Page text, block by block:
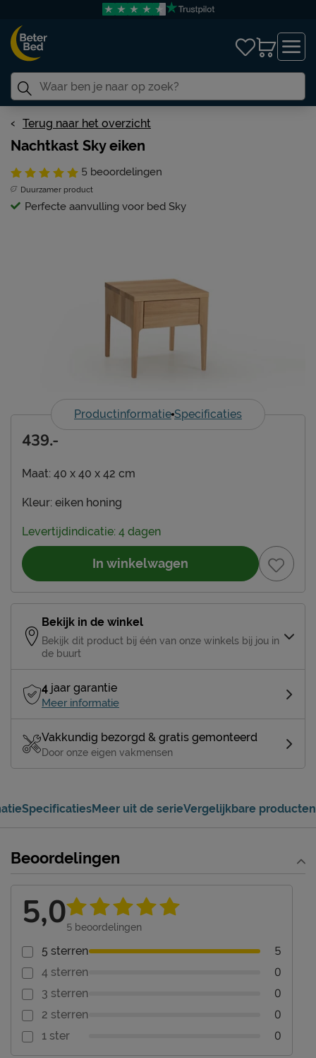
Terug naar het overzicht
Nachtkast Sky eiken
5 beoordelingen
Duurzamer product
Perfecte aanvulling voor bed Sky
Productinformatie Specificaties
Maat: 40 x 40 x 42 cm
Kleur: eiken honing
439.-
Levertijdindicatie: 4 dagen
In winkelwagen
Bekijk in de winkel
Bekijk dit product bij één van onze winkels bij jou in
de buurt
4 jaar garantie
Meer informatie
Vakkundig bezorgd & gratis gemonteerd
Door onze eigen vakmensen
SpecificatiesMeer uit de serieVergelijkbare producten
Beoordelingen
5,05 beoordelingen
5 sterren 5
4 sterren 0
3 sterren 0
2 sterren 0
1 ster 0